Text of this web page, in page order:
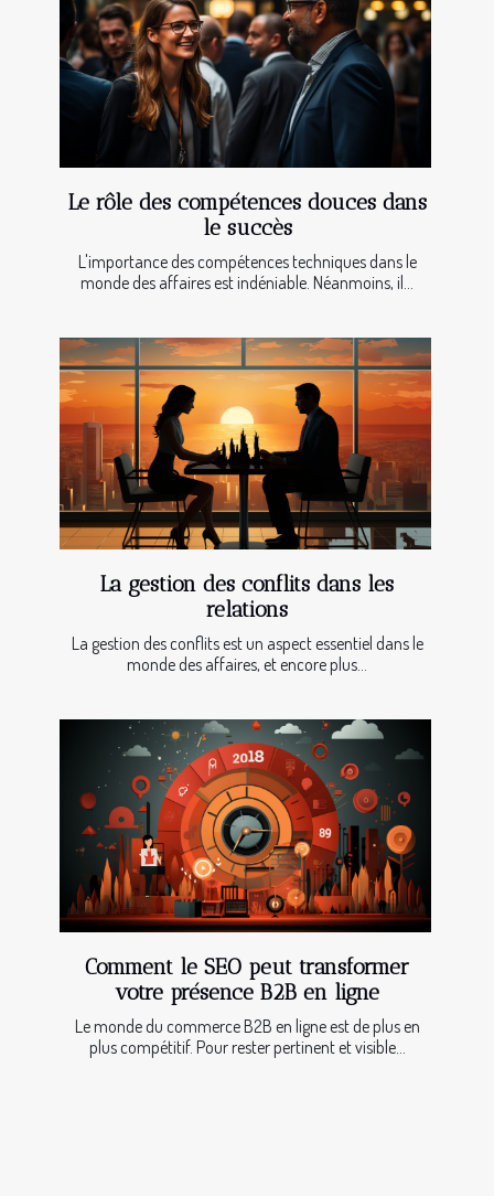
Le rôle des compétences douces dans
le succès
L'importance des compétences techniques dans le
monde des affaires est indéniable. Néanmoins, il...
La gestion des conflits dans les
relations
La gestion des conflits est un aspect essentiel dans le
monde des affaires, et encore plus...
Comment le SEO peut transformer
votre présence B2B en ligne
Le monde du commerce B2B en ligne est de plus en
plus compétitif. Pour rester pertinent et visible...